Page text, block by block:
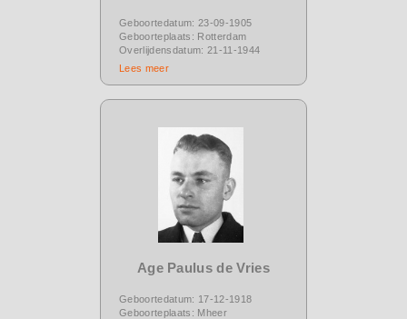
Geboortedatum: 23-09-1905
Geboorteplaats: Rotterdam
Overlijdensdatum: 21-11-1944
Lees meer
Age Paulus de Vries
Geboortedatum: 17-12-1918
Geboorteplaats: Mheer